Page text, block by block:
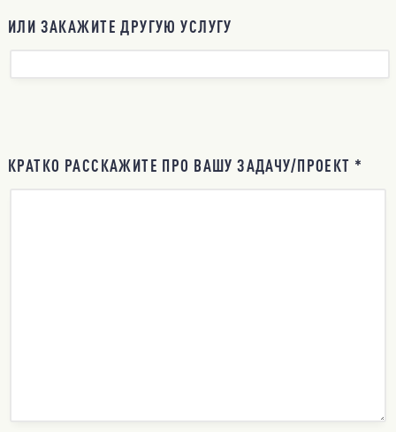
ИЛИ ЗАКАЖИТЕ ДРУГУЮ УСЛУГУ
КРАТКО РАССКАЖИТЕ ПРО ВАШУ ЗАДАЧУ/ПРОЕКТ *